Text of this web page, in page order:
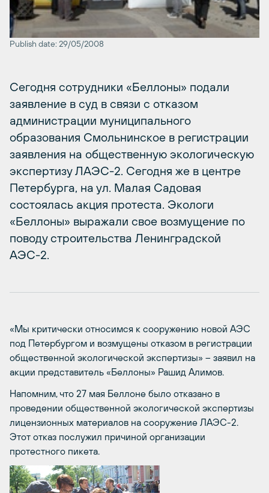
Publish date: 29/05/2008
Сегодня сотрудники «Беллоны» подали
заявление в суд в связи с отказом
администрации муниципального
образования Смольнинское в регистрации
заявления на общественную экологическую
экспертизу ЛАЭС-2. Сегодня же в центре
Петербурга, на ул. Малая Садовая
состоялась акция протеста. Экологи
«Беллоны» выражали свое возмущение по
поводу строительства Ленинградской
АЭС-2.
«Мы критически относимся к сооружению новой АЭС
под Петербургом и возмущены отказом в регистрации
общественной экологической экспертизы» – заявил на
акции представитель «Беллоны» Рашид Алимов.
Напомним, что 27 мая Беллоне было отказано в
проведении общественной экологической экспертизы
лицензионных материалов на сооружение ЛАЭС-2.
Этот отказ послужил причиной организации
протестного пикета.